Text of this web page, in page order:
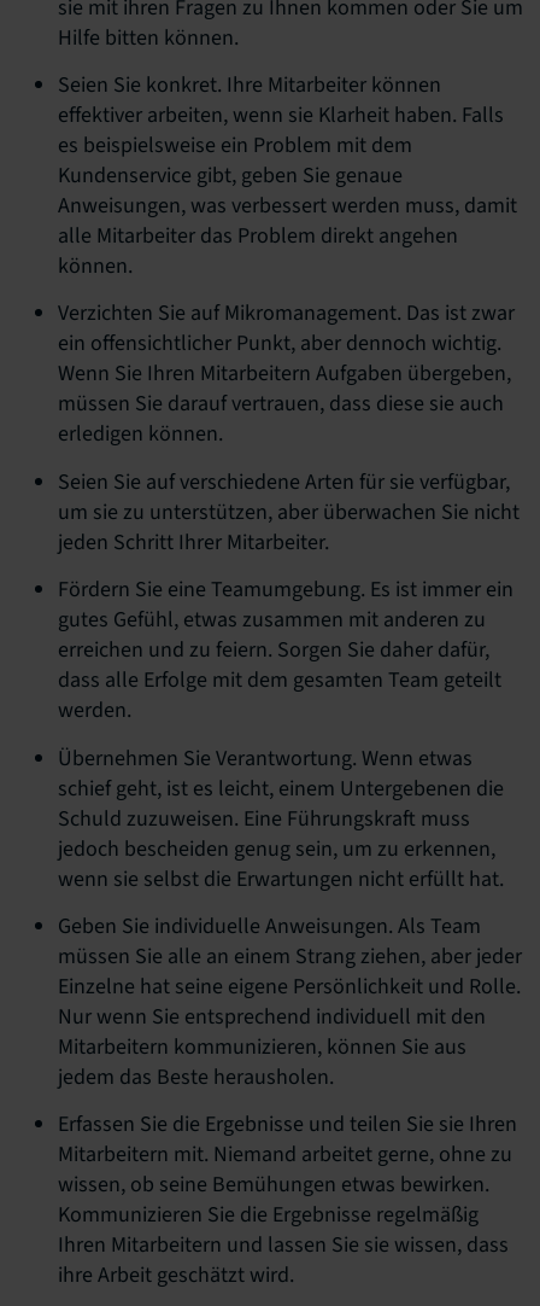
sie mit ihren Fragen zu Ihnen kommen oder Sie um
Hilfe bitten können.
Seien Sie konkret. Ihre Mitarbeiter können
effektiver arbeiten, wenn sie Klarheit haben. Falls
es beispielsweise ein Problem mit dem
Kundenservice gibt, geben Sie genaue
Anweisungen, was verbessert werden muss, damit
alle Mitarbeiter das Problem direkt angehen
können.
Verzichten Sie auf Mikromanagement. Das ist zwar
ein offensichtlicher Punkt, aber dennoch wichtig.
Wenn Sie Ihren Mitarbeitern Aufgaben übergeben,
müssen Sie darauf vertrauen, dass diese sie auch
erledigen können.
Seien Sie auf verschiedene Arten für sie verfügbar,
um sie zu unterstützen, aber überwachen Sie nicht
jeden Schritt Ihrer Mitarbeiter.
Fördern Sie eine Teamumgebung. Es ist immer ein
gutes Gefühl, etwas zusammen mit anderen zu
erreichen und zu feiern. Sorgen Sie daher dafür,
dass alle Erfolge mit dem gesamten Team geteilt
werden.
Übernehmen Sie Verantwortung. Wenn etwas
schief geht, ist es leicht, einem Untergebenen die
Schuld zuzuweisen. Eine Führungskraft muss
jedoch bescheiden genug sein, um zu erkennen,
wenn sie selbst die Erwartungen nicht erfüllt hat.
Geben Sie individuelle Anweisungen. Als Team
müssen Sie alle an einem Strang ziehen, aber jeder
Einzelne hat seine eigene Persönlichkeit und Rolle.
Nur wenn Sie entsprechend individuell mit den
Mitarbeitern kommunizieren, können Sie aus
jedem das Beste herausholen.
Erfassen Sie die Ergebnisse und teilen Sie sie Ihren
Mitarbeitern mit. Niemand arbeitet gerne, ohne zu
wissen, ob seine Bemühungen etwas bewirken.
Kommunizieren Sie die Ergebnisse regelmäßig
Ihren Mitarbeitern und lassen Sie sie wissen, dass
ihre Arbeit geschätzt wird.